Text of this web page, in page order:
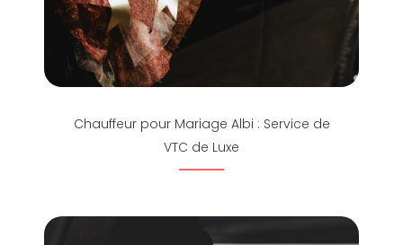
Chauffeur pour Mariage Albi : Service de
VTC de Luxe